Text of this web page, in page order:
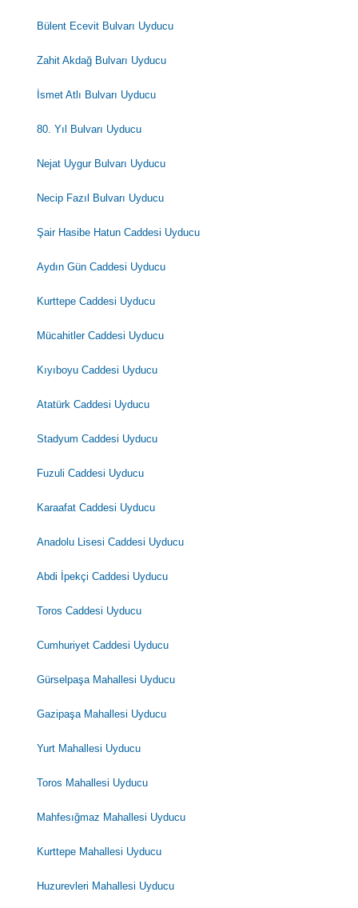
Bülent Ecevit Bulvarı Uyducu
Zahit Akdağ Bulvarı Uyducu
İsmet Atlı Bulvarı Uyducu
80. Yıl Bulvarı Uyducu
Nejat Uygur Bulvarı Uyducu
Necip Fazıl Bulvarı Uyducu
Şair Hasibe Hatun Caddesi Uyducu
Aydın Gün Caddesi Uyducu
Kurttepe Caddesi Uyducu
Mücahitler Caddesi Uyducu
Kıyıboyu Caddesi Uyducu
Atatürk Caddesi Uyducu
Stadyum Caddesi Uyducu
Fuzuli Caddesi Uyducu
Karaafat Caddesi Uyducu
Anadolu Lisesi Caddesi Uyducu
Abdi İpekçi Caddesi Uyducu
Toros Caddesi Uyducu
Cumhuriyet Caddesi Uyducu
Gürselpaşa Mahallesi Uyducu
Gazipaşa Mahallesi Uyducu
Yurt Mahallesi Uyducu
Toros Mahallesi Uyducu
Mahfesığmaz Mahallesi Uyducu
Kurttepe Mahallesi Uyducu
Huzurevleri Mahallesi Uyducu